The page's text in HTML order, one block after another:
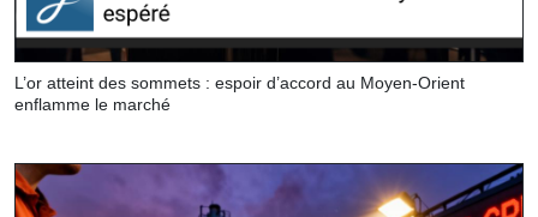
L’or atteint des sommets : espoir d’accord au Moyen-Orient
enflamme le marché